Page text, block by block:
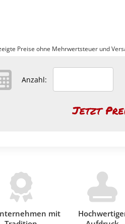
Preise ohne Mehrwertsteuer und
Anzahl:
mit